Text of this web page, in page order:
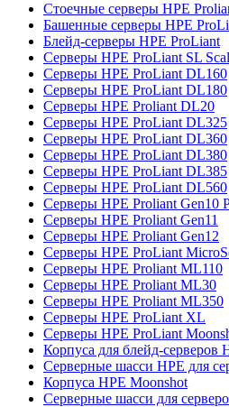
Стоечные серверы HPE
Башенные серверы HPE
Блейд-серверы HPE ProLiant
Серверы HPE ProLiant SL
Серверы HPE ProLiant DL160
Серверы HPE ProLiant DL180
Серверы HPE Proliant DL20
Серверы HPE ProLiant DL325
Серверы HPE ProLiant DL360
Серверы HPE ProLiant DL380
Серверы HPE ProLiant DL385
Серверы HPE ProLiant DL560
Серверы HPE Proliant Gen10
Серверы HPE Proliant Gen11
Серверы HPE Proliant Gen12
Серверы HPE ProLiant
Серверы HPE Proliant ML110
Серверы HPE Proliant ML30
Серверы HPE Proliant ML350
Серверы HPE ProLiant XL
Серверы HPE ProLiant
Корпуса для блейд-серверов
Серверные шасси HPE для
Корпуса HPE Moonshot
Серверные шасси для